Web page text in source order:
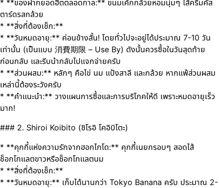
* **ของฝากยอดฮิตตลอดกาล:** ขนมเค้กกล้วยหอมนุ่มๆ ไส้ครีมคัส
ตาร์ดรสกล้วย
* **สิ่งที่ต้องเช็ก:**
* **วันหมดอายุ:** ค่อนข้างสั้น! โดยทั่วไปจะอยู่ได้ประมาณ 7-10 วัน
เท่านั้น (เป็นแบบ 消費期限 – Use By) ดังนั้นควรซื้อในวันสุดท้าย
ก่อนกลับ และรีบนำกลับไปแจกจ่ายครับ
* **ส่วนผสม:** หลักๆ คือไข่ นม แป้งสาลี และกล้วย หากแพ้ส่วนผสม
เหล่านี้ต้องระวังครับ
* **คำแนะนำ:** วางแผนการซื้อและการบริโภคให้ดี เพราะหมดอายุเร็ว
มาก!
### 2. Shiroi Koibito (ชิโรอิ โคอิบิโตะ)
* **คุกกี้แห่งความรักจากฮอกไกโด:** คุกกี้เนยกรอบๆ สอดไส้
ช็อกโกแลตขาวหรือช็อกโกแลตนม
* **สิ่งที่ต้องเช็ก:**
* **วันหมดอายุ:** เก็บได้นานกว่า Tokyo Banana ครับ ประมาณ 2-